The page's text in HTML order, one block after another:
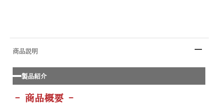
商品説明
製品紹介
– 商品概要 –